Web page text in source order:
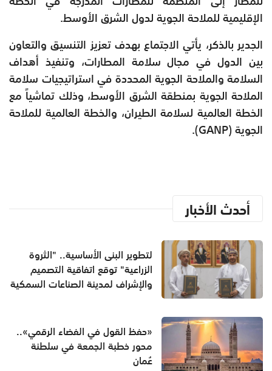
الإقليمية للملاحة الجوية لدول الشرق الأوسط.
الجدير بالذكر، يأتي الاجتماع بهدف تعزيز التنسيق والتعاون
بين الدول في مجال سلامة المطارات، وتنفيذ أهداف
السلامة والملاحة الجوية المحددة في استراتيجيات سلامة
الملاحة الجوية بمنطقة الشرق الأوسط، وذلك تماشياً مع
الخطة العالمية لسلامة الطيران، والخطة العالمية للملاحة
الجوية (GANP).
أحدث الأخبار
لتطوير البنى الأساسية.. "الثروة
الزراعية" توقع اتفاقية التصميم
والإشراف لمدينة الصناعات السمكية
«حفظ القول في الفضاء الرقمي»..
محور خطبة الجمعة في سلطنة
عُمان